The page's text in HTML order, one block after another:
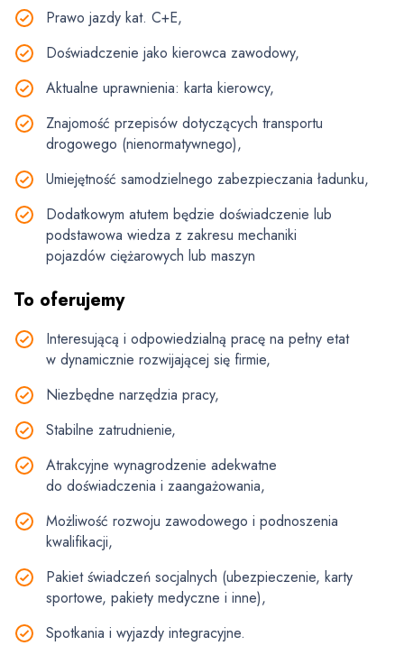
Prawo jazdy kat. C+E,
Doświadczenie jako kierowca zawodowy,
Aktualne uprawnienia: karta kierowcy,
Znajomość przepisów dotyczących transportu
drogowego (nienormatywnego),
Umiejętność samodzielnego zabezpieczania ładunku,
Dodatkowym atutem będzie doświadczenie lub
podstawowa wiedza z zakresu mechaniki
pojazdów ciężarowych lub maszyn
To oferujemy
Interesującą i odpowiedzialną pracę na pełny etat
w dynamicznie rozwijającej się firmie,
Niezbędne narzędzia pracy,
Stabilne zatrudnienie,
Atrakcyjne wynagrodzenie adekwatne
do doświadczenia i zaangażowania,
Możliwość rozwoju zawodowego i podnoszenia
kwalifikacji,
Pakiet świadczeń socjalnych (ubezpieczenie, karty
sportowe, pakiety medyczne i inne),
Spotkania i wyjazdy integracyjne.